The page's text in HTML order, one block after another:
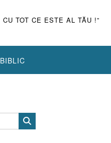
TOT CE ESTE AL TĂU !”